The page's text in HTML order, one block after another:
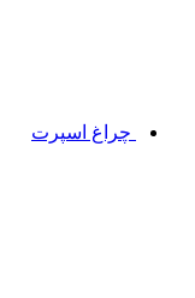
چراغ اسپرت